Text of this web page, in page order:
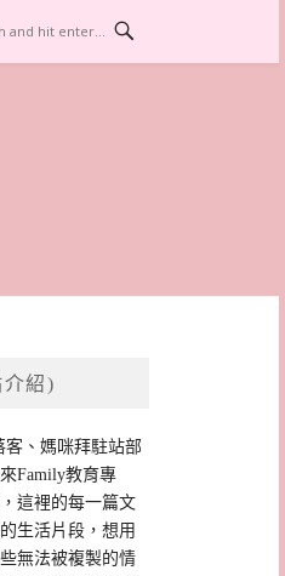
介紹)
客、媽咪拜駐站部
Family教育專
這裡的每一篇文
生活片段，想用
無法被複製的情